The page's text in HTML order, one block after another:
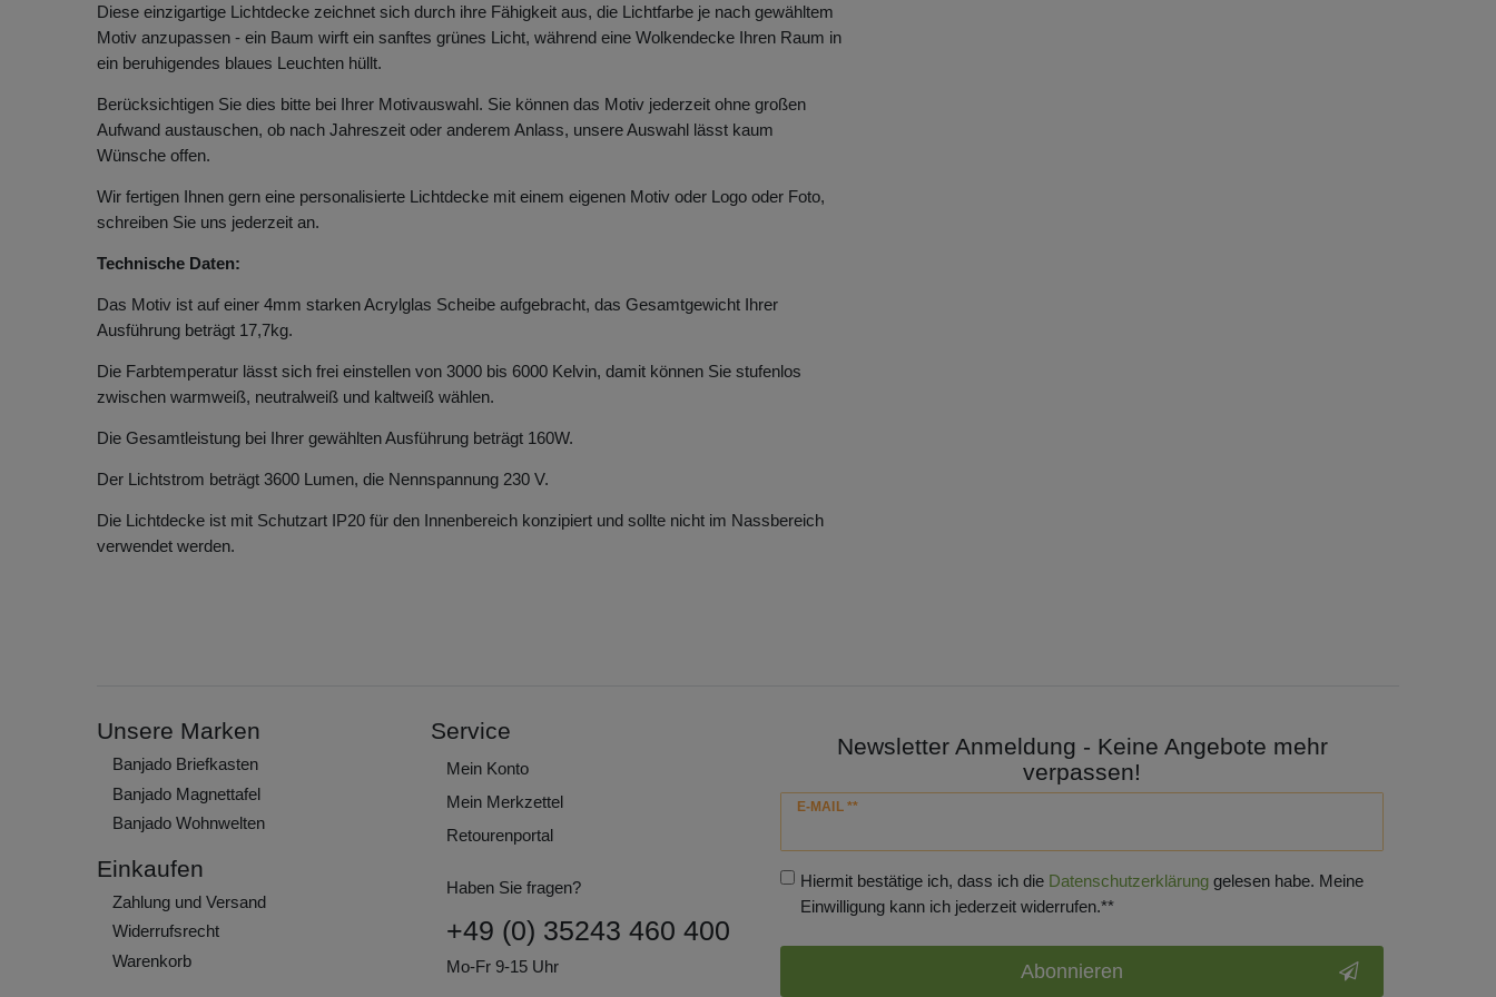
Diese einzigartige Lichtdecke zeichnet sich durch ihre Fähigkeit aus, die Lichtfarbe je nach gewähltem
Motiv anzupassen - ein Baum wirft ein sanftes grünes Licht, während eine Wolkendecke Ihren Raum in
ein beruhigendes blaues Leuchten hüllt.
Berücksichtigen Sie dies bitte bei Ihrer Motivauswahl. Sie können das Motiv jederzeit ohne großen
Aufwand austauschen, ob nach Jahreszeit oder anderem Anlass, unsere Auswahl lässt kaum
Wünsche offen.
Wir fertigen Ihnen gern eine personalisierte Lichtdecke mit einem eigenen Motiv oder Logo oder Foto,
schreiben Sie uns jederzeit an.
Technische Daten:
Das Motiv ist auf einer 4mm starken Acrylglas Scheibe aufgebracht, das Gesamtgewicht Ihrer
Ausführung beträgt 17,7kg.
Die Farbtemperatur lässt sich frei einstellen von 3000 bis 6000 Kelvin, damit können Sie stufenlos
zwischen warmweiß, neutralweiß und kaltweiß wählen.
Die Gesamtleistung bei Ihrer gewählten Ausführung beträgt 160W.
Der Lichtstrom beträgt 3600 Lumen, die Nennspannung 230 V.
Die Lichtdecke ist mit Schutzart IP20 für den Innenbereich konzipiert und sollte nicht im Nassbereich
verwendet werden.
Unsere Marken
Banjado Briefkasten
Banjado Magnettafel
Banjado Wohnwelten
Einkaufen
Zahlung und Versand
Widerrufs­recht
Warenkorb
Service
Mein Konto
Mein Merkzettel
Retourenportal
Haben Sie fragen?
+49 (0) 35243 460 400
Mo-Fr 9-15 Uhr
Newsletter Anmeldung - Keine Angebote mehr
verpassen!
E-MAIL **
Newsletter
Hiermit bestätige ich, dass ich die Daten­schutz­erklärunggelesen habe. Meine
Einwilligung kann ich jederzeit widerrufen.**
Abonnieren